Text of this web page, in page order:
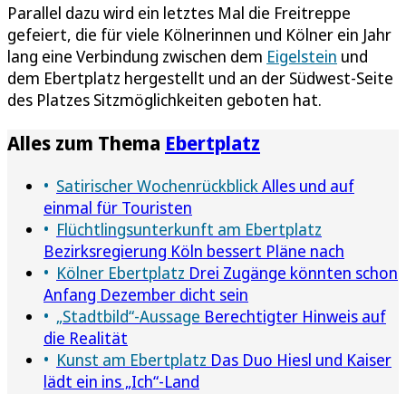
Parallel dazu wird ein letztes Mal die Freitreppe
gefeiert, die für viele Kölnerinnen und Kölner ein Jahr
lang eine Verbindung zwischen dem Eigelstein und
dem Ebertplatz hergestellt und an der Südwest-Seite
des Platzes Sitzmöglichkeiten geboten hat.
Alles zum Thema Ebertplatz
Satirischer WochenrückblickAlles und auf
einmal für Touristen
Flüchtlingsunterkunft am Ebertplatz
Bezirksregierung Köln bessert Pläne nach
Kölner Ebertplatz Drei Zugänge könnten schon
Anfang Dezember dicht sein
„Stadtbild“-Aussage Berechtigter Hinweis auf
die Realität
Kunst am Ebertplatz Das Duo Hiesl und Kaiser
lädt ein ins „Ich“-Land